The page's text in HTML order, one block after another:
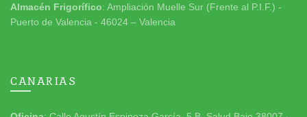
Almacén Frigorífico: Ampliación Muelle Sur (Frente al P.I.F.) -
Puerto de Valencia - 46024 – Valencia
CANARIAS